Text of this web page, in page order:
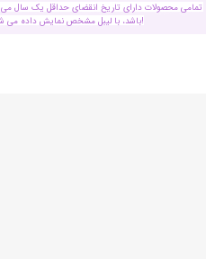
تمامی محصولات دارای تاریخ انقضای حداقل یک سال
باشد، با لیبل مشخص نمایش داده می شود و شامل تخفیف ویژه می گردد!